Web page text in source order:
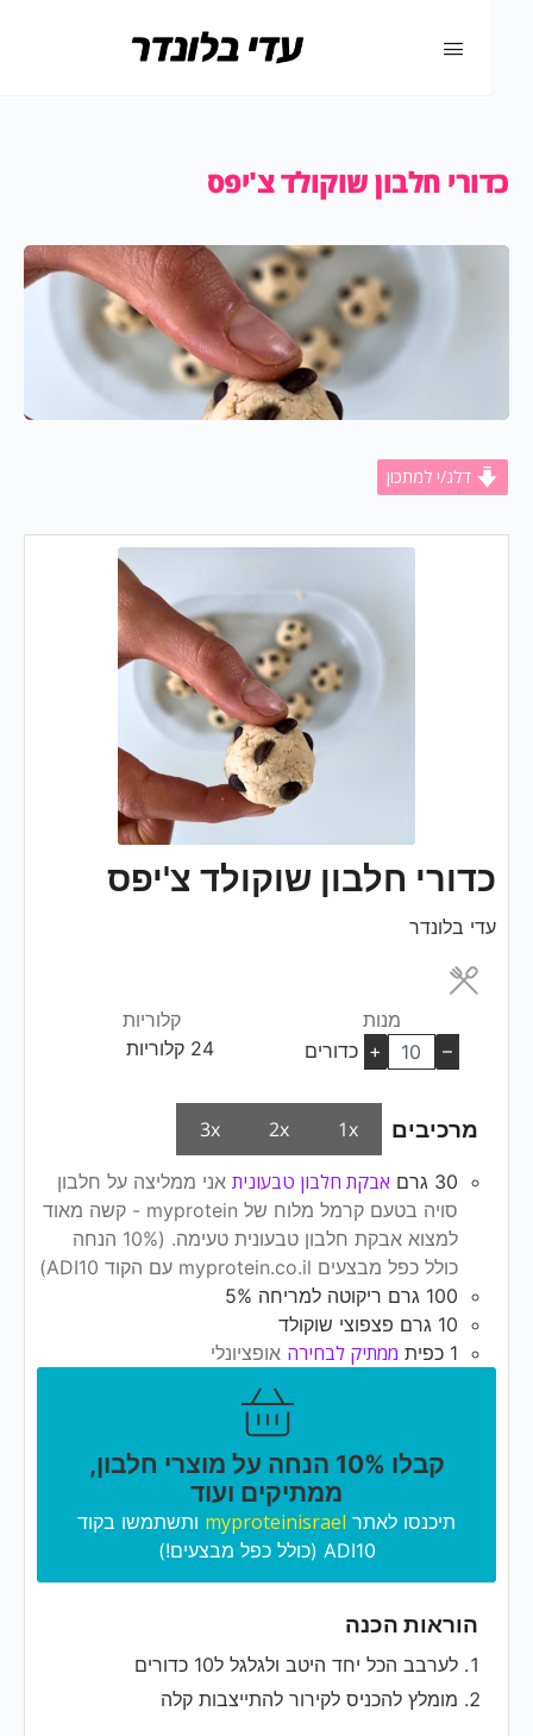
כדורי חלבון שוקולד צ'יפס
דלג/י למתכון
כדורי חלבון שוקולד צ'יפס
עדי בלונדר
מנות
כדורים
קלוריות
24
מרכיבים
30 גרם אבקת חלבון טבעונית אני ממליצה על חלבון
סויה בטעם קרמל מלוח של myprotein - קשה מאוד
למצוא אבקת חלבון טבעונית טעימה. (10% הנחה
כולל כפל מבצעים myprotein.co.il עם הקוד ADI10)
100 גרם ריקוטה למריחה 5%
10
גרם פצפוצי שוקולד
1 כפית ממתיק לבחירה אופציונלי
קבלו 10% הנחה על מוצרי חלבון,
ממתיקים ועוד
תיכנסו לאתרmyproteinisraelותשתמשו בקוד
ADI10 (כולל כפל מבצעים!)
הוראות הכנה
לערבב הכל יחד היטב ולגלגל ל10 כדורים
מומלץ להכניס לקירור להתייצבות קלה